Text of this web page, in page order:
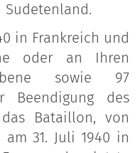
Sudetenland.
in Frankreich und
oder an Ihren
sowie 97
Beendigung des
das Bataillon, von
31. Juli 1940 in